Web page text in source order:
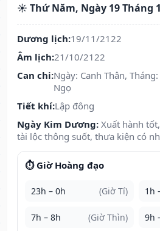
☀️ Thứ Năm, Ngày 19 Tháng
Dương lịch:19/11/2122
Âm lịch:21/10/2122
Can chi:Ngày: Canh Thân,
Ngọ
Tiết khí:Lập đông
Ngày Kim Dương: Xuất hành
tài lộc thông suốt, thưa kiện có
⏱️ Giờ Hoàng đạo
23h – 0h (Giờ Tí) 1h
7h – 8h (Giờ Thìn) 9h